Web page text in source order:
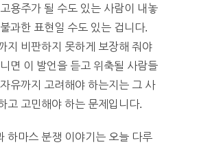
용주가 될 수도 있는 사람이 내놓
과한 표현일 수도 있는 겁니다.
지 비판하지 못하게 보장해 줘야
면 이 발언을 듣고 위축될 사람들
유까지 고려해야 하는지는 그 사
고 고민해야 하는 문제입니다.
하마스 분쟁 이야기는 오늘 다루